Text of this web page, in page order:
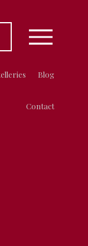
Blog
Contact